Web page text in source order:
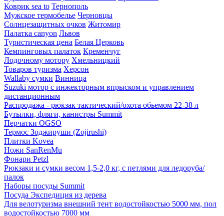
Коврик sea to Тернополь
Мужское термобелье Черновцы
Солнцезащитных очков Житомир
Палатка canyon Львов
Туристическая цена Белая Церковь
Кемпинговых палаток Кременчуг
Лодочному мотору Хмельницкий
Товаров туризма Херсон
Wallaby сумки Винница
Suzuki мотор с инжекторным впрыском и управлением
дистанционным
Распродажа - рюкзак тактический/охота обьемом 22-38 л
Бутылки, фляги, канистры Summit
Перчатки OGSO
Термос Зоджируши (Zojirushi)
Плитки Kovea
Ножи SanRenMu
Фонари Petzl
Рюкзаки и сумки весом 1,5-2,0 кг, с петлями для ледоруба/
палок
Наборы посуды Summit
Посуда Экспедиция из дерева
Для велотуризма внешний тент водостойкостью 5000 мм, пол
водостойкостью 7000 мм